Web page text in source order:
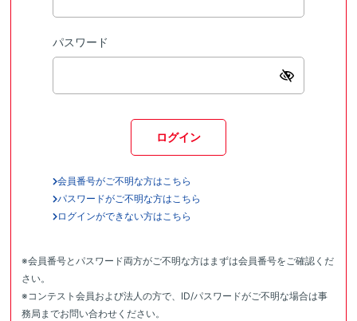
パスワード
ログイン
会員番号がご不明な方はこちら
パスワードがご不明な方はこちら
ログインができない方はこちら
※会員番号とパスワード両方がご不明な方はまずは会員番号をご確認くだ
さい。
※コンテスト会員および法人の方で、ID/パスワードがご不明な場合は事
務局までお問い合わせください。